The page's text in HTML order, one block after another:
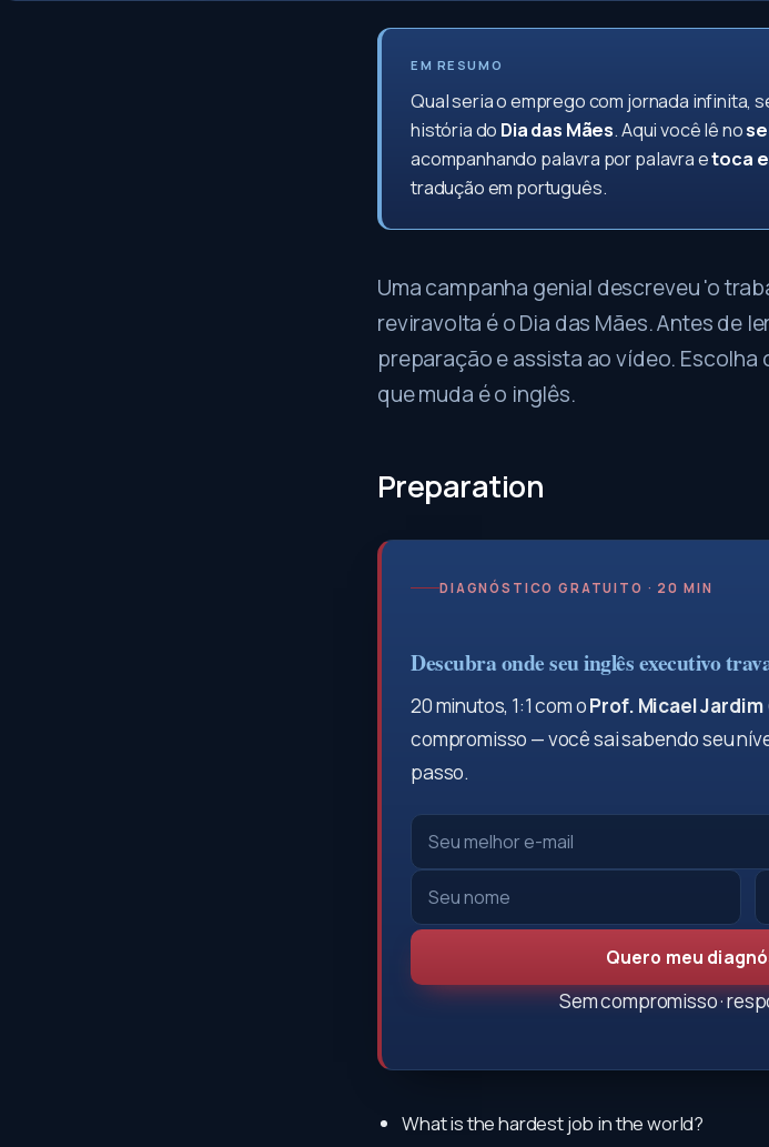
EM RESUMO
Qual seria o emprego com jornada infinita,
história do Dia das Mães. Aqui você lê no
acompanhando palavra por palavra etoca
tradução em português.
Uma campanha genial descreveu 'o
reviravolta é o Dia das Mães. Antes de
preparação e assista ao vídeo. Escolha
que muda é o inglês.
Preparation
DIAGNÓSTICO GRATUITO · 20 MIN
Descubra onde seu inglês executivo
20 minutos, 1:1 com oProf. Micael Jardim
compromisso — você sai sabendo seu
passo.
Quero meu
Sem compromisso ·
What is the hardest job in the world?